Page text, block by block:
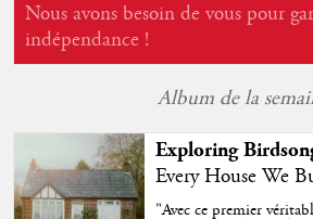
Nous avons besoin de vous pour
indépendance !
Album de la
Exploring
Every House We
"Avec ce premier